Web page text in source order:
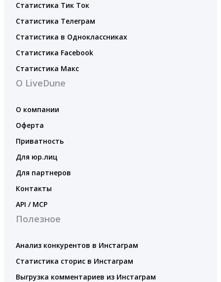
Статистика Тик Ток
Статистика Телеграм
Статистика в Одноклассниках
Статистика Facebook
Статистика Макс
О LiveDune
О компании
Оферта
Приватность
Для юр.лиц
Для партнеров
Контакты
API / MCP
Полезное
Анализ конкурентов в Инстаграм
Статистика сторис в Инстаграм
Выгрузка комментариев из Инстаграм